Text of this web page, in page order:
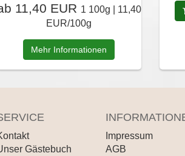
11,40 EUR 1 100g | 11,40
EUR/100g
Mehr Informationen
Gästebuch
Impressum
AGB